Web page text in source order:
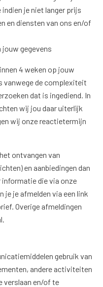
je niet langer prijs
en diensten van ons en/of
jouw gegevens
4 weken op jouw
vanwege de complexiteit
dat is ingediend. In
wij jou daar uiterlijk
wij onze reactietermijn
ontvangen van
en aanbiedingen dan
informatie die via onze
je afmelden via een link
Overige afmeldingen
gebruik van
andere activiteiten
verslaan en/of te